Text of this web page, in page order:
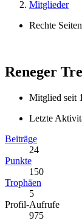
Mitglieder
Rechte
Reneger
Mitglied seit
Letzte
Beiträge
24
Punkte
150
Trophäen
5
Profil-Aufrufe
975